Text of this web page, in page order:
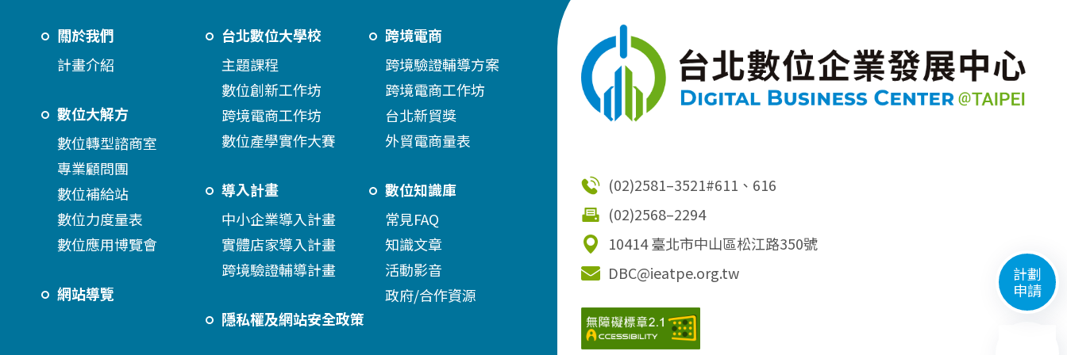
計劃
申請
關於我們
計畫介紹
數位大解方
數位轉型諮商室
專業顧問團
數位補給站
數位力度量表
數位應用博覽會
網站導覽
台北數位大學校
主題課程
數位創新工作坊
跨境電商工作坊
數位產學實作大賽
導入計畫
中小企業導入計畫
實體店家導入計畫
跨境驗證輔導計畫
隱私權及網站安全政策
跨境電商
跨境驗證輔導方案
跨境電商工作坊
台北新貿獎
外貿電商量表
數位知識庫
常見FAQ
知識文章
活動影音
政府/合作資源
(02)2581–3521#611、616
(02)2568–2294
10414 臺北市中山區松江路350號
DBC@ieatpe.org.tw